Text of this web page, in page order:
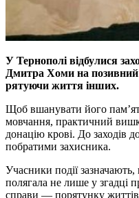
У Тернополі відбулися
Дмитра Хоми на
рятуючи життя інших.
Щоб вшанувати його
мовчання, практичний
донацію крові. До заходів
побратими захисника.
Учасники події
полягала не лише у згадці
справи — порятунку